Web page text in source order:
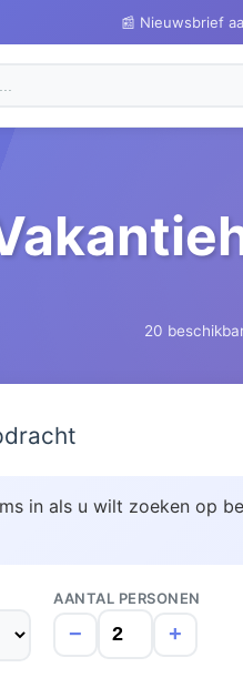
📰 Nieuwsbrief
20
in als u wilt zoeken op
AANTAL PERSONEN
− +